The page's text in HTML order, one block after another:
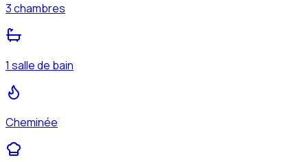
3 chambres
1 salle de bain
Cheminée